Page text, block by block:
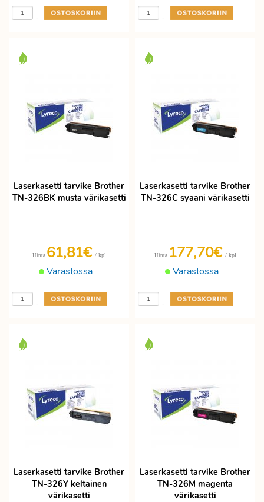
-
+
-
+
Laserkasetti tarvike Brother
TN-326BK musta värikasetti
Varastossa
Hinta 61,81€ / kpl
-
+
Laserkasetti tarvike Brother
TN-326C syaani värikasetti
Varastossa
Hinta 177,70€ / kpl
-
+
Laserkasetti tarvike Brother
TN-326Y keltainen
värikasetti
Laserkasetti tarvike Brother
TN-326M magenta
värikasetti